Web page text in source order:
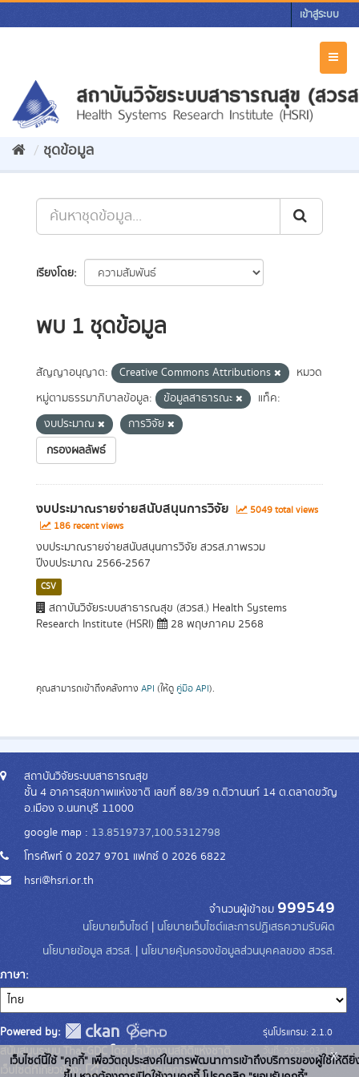
Skip
to
เข้าสู่ระบบ
ชุดข้อมูล
เรียงโดย
พบ 1 ชุดข้อมูล
สัญญาอนุญาต: Creative Commons Attributions
หมวด
หมู่ตามธรรมาภิบาลข้อมูล:
ข้อมูลสาธารณะ
แท็ค:
งบประมาณ
การวิจัย
กรองผลลัพธ์
งบประมาณรายจ่ายสนับสนุนการวิจัย
5049 total views
186 recent views
งบประมาณรายจ่ายสนับสนุนการวิจัย สวรส.ภาพรวม
ปีงบประมาณ 2566-2567
CSV
สถาบันวิจัยระบบสาธารณสุข (สวรส.) Health Systems
Research Institute (HSRI)
28 พฤษภาคม 2568
คุณสามารถเข้าถึงคลังทาง API (ให้ดู คู่มือ API).
สถาบันวิจัยระบบสาธารณสุข
ชั้น 4 อาคารสุขภาพแห่งชาติ เลขที่ 88/39 ถ.ติวานนท์ 14 ต.ตลาดขวัญ
อ.เมือง จ.นนทบุรี 11000
google map : 13.8519737,100.5312798
โทรศัพท์ 0 2027 9701 แฟกซ์ 0 2026 6822
hsri@hsri.or.th
จำนวนผู้เข้าชม 999549
นโยบายเว็บไซต์ | นโยบายเว็บไซต์และการปฏิเสธความรับผิด
นโยบายข้อมูล สวรส. | นโยบายคุ้มครองข้อมูลส่วนบุคคลของ สวรส.
ภาษา
Powered by:
สนับสนุนระบบ Thai-GDC โดย สำนักงานสถิติแห่งชาติ
เว็บไซต์ที่เกี่ยวข้อง:
ระบบบัญชีข้อมูลภาครัฐ
รุ่นโปรแกรม: 2.1.0
วันที่: 2024-03-13
เว็บไซต์นี้ใช้ "คุกกี้" เพื่อวัตถุประสงค์ในการพัฒนาการเข้าถึงบริการของผู้ใช้ให้ดียิ่
x